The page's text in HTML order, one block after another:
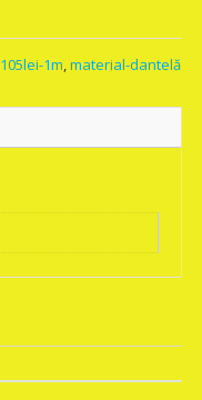
105lei-1m,material-dantelă